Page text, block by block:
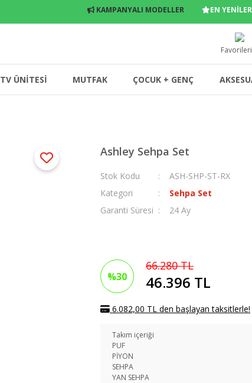
KAMPANYALI MODELLER EN YENİLER
TV ÜNİTESİ MUTFAK ÇOCUK + GENÇ
Ashley Sehpa Set
Stok Kodu
ASH-SHP-ST-RX
Kategori
Sehpa Set
Garanti Süresi
24 Ay
%30
66.280 TL
46.396 TL
6.082,00 TL den başlayan taksitlerle!
Takım içeriği
PUF
PİYON
SEHPA
YAN SEHPA